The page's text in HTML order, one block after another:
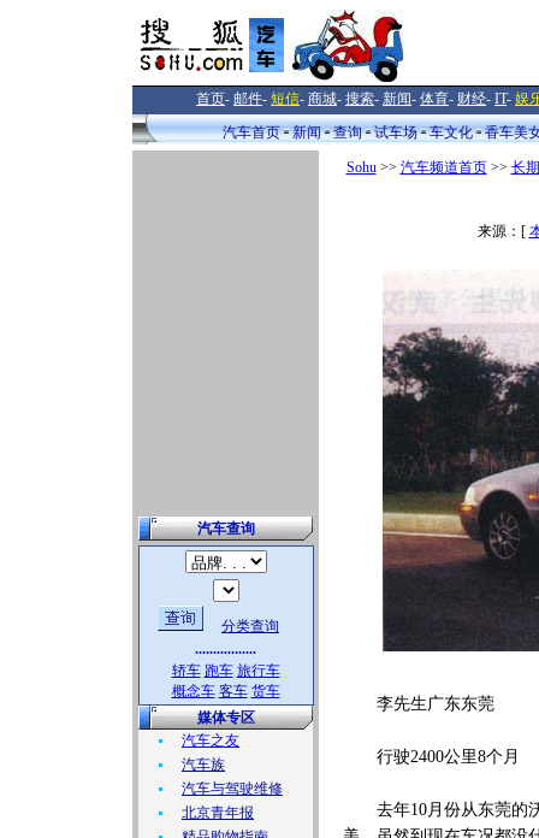
首页- 邮件- 短信- 商城- 搜索- 新闻- 体育- 财经- IT- 娱
汽车首页
新闻 查询 试车场 车文化 香车美
汽车查询
分类查询
.................
轿车 跑车 旅行车
概念车 客车 货车
媒体专区
汽车之友
汽车族
汽车与驾驶维修
北京青年报
Sohu>> 汽车频道首页>> 长
来源：[
李先生广东东莞
行驶2400公里8个月
去年10月份从东莞的沃